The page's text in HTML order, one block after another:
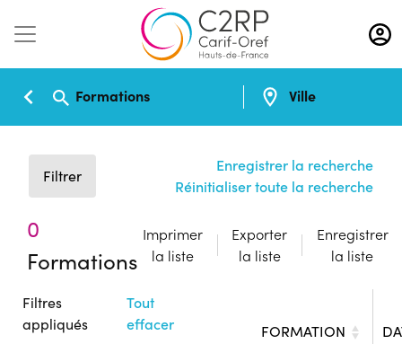
Aller
au
contenu
Formations Ville
Filtrer
Enregistrer la recherche
Réinitialiser toute la recherche
0
Formations
Imprimer
la liste
Exporter
la liste
Enregistrer
la liste
Filtres
appliqués
Tout
effacer
FORMATION